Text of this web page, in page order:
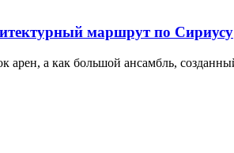
маршрут по Сириусу
арен, а как большой ансамбль,